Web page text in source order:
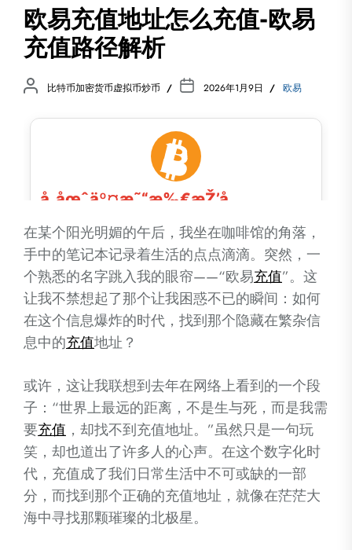
欧易充值地址怎么充值-欧易
充值路径解析
比特币加密货币虚拟币炒币 2026年1月9日 欧易
在某个阳光明媚的午后，我坐在咖啡馆的角落，
手中的笔记本记录着生活的点点滴滴。突然，一
个熟悉的名字跳入我的眼帘——“欧易充值”。这
让我不禁想起了那个让我困惑不已的瞬间：如何
在这个信息爆炸的时代，找到那个隐藏在繁杂信
息中的充值地址？
或许，这让我联想到去年在网络上看到的一个段
子：“世界上最远的距离，不是生与死，而是我需
要充值 ，却找不到充值地址。”虽然只是一句玩
笑，却也道出了许多人的心声。在这个数字化时
代，充值成了我们日常生活中不可或缺的一部
分，而找到那个正确的充值地址，就像在茫茫大
海中寻找那颗璀璨的北极星。